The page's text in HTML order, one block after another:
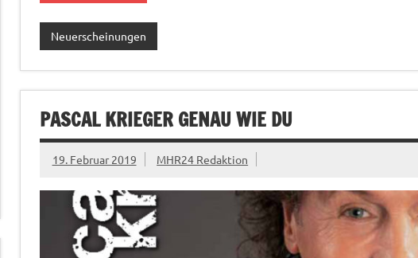
Neuerscheinungen
PASCAL KRIEGER GENAU WIE DU
19. Februar 2019 MHR24 Redaktion